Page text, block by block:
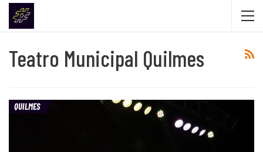
Teatro Municipal Quilmes
QUILMES